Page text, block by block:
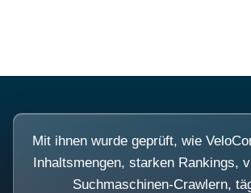
Mit ihnen wurde geprüft, wie
Inhaltsmengen, starken Rankings,
Suchmaschinen-Crawlern,